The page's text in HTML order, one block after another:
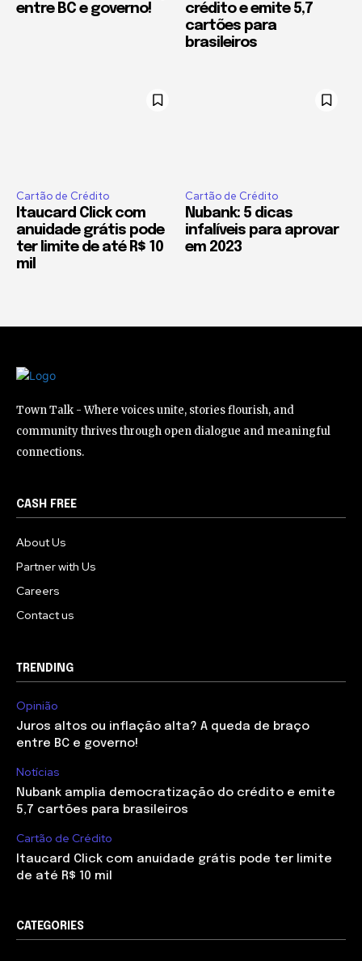
entre BC e governo!
crédito e emite 5,7
cartões para
brasileiros
Cartão de Crédito
Itaucard Click com
anuidade grátis pode
ter limite de até R$ 10
mil
Cartão de Crédito
Nubank: 5 dicas
infalíveis para aprovar
em 2023
Town Talk - Where voices unite, stories flourish, and
community thrives through open dialogue and meaningful
connections.
CASH FREE
About Us
Partner with Us
Careers
Contact us
TRENDING
Opinião
Juros altos ou inflação alta? A queda de braço
entre BC e governo!
Notícias
Nubank amplia democratização do crédito e emite
5,7 cartões para brasileiros
Cartão de Crédito
Itaucard Click com anuidade grátis pode ter limite
de até R$ 10 mil
CATEGORIES